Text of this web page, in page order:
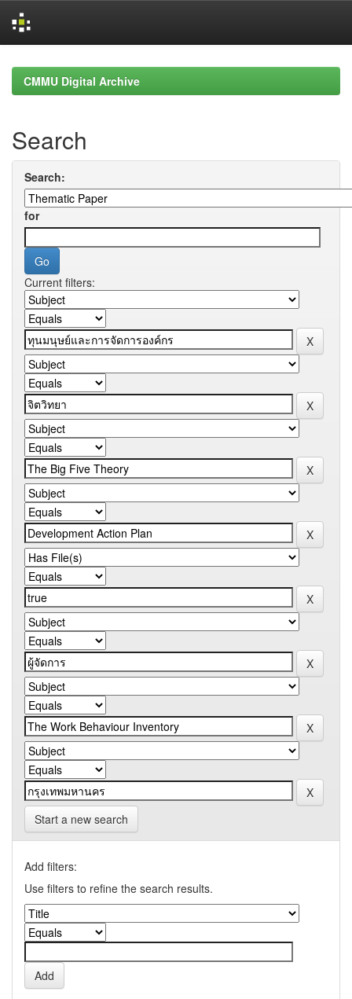
navigationCMMU Digital Archive
Search
Search:
for
Current filters:
Start a new search
Add filters:
Use filters to refine the search results.